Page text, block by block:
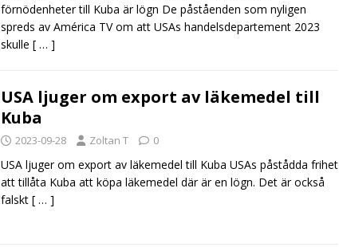
förnödenheter till Kuba är lögn De påståenden som nyligen
spreds av América TV om att USAs handelsdepartement 2023
skulle [ … ]
USA ljuger om export av läkemedel till
Kuba
2023-09-28 Zoltan T 0
USA ljuger om export av läkemedel till Kuba USAs påstådda frihet
att tillåta Kuba att köpa läkemedel där är en lögn. Det är också
falskt [ … ]